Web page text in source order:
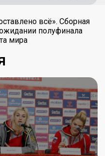
всё». Сборная
полуфинала
мира